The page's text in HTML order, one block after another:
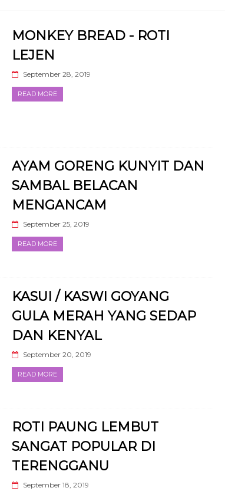
MONKEY BREAD - ROTI
LEJEN
September 28, 2019
READ MORE
AYAM GORENG KUNYIT DAN
SAMBAL BELACAN
MENGANCAM
September 25, 2019
READ MORE
KASUI / KASWI GOYANG
GULA MERAH YANG SEDAP
DAN KENYAL
September 20, 2019
READ MORE
ROTI PAUNG LEMBUT
SANGAT POPULAR DI
TERENGGANU
September 18, 2019